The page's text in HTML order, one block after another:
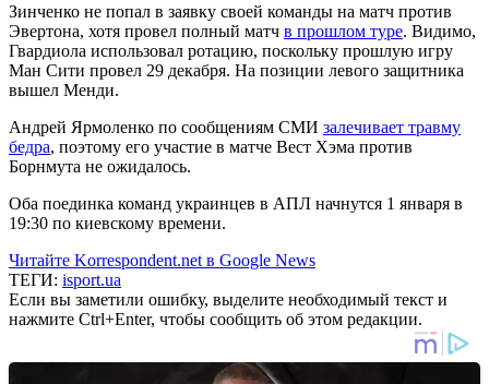
Зинченко не попал в заявку своей команды на матч против
Эвертона, хотя провел полный матч в прошлом туре. Видимо,
Гвардиола использовал ротацию, поскольку прошлую игру
Ман Сити провел 29 декабря. На позиции левого защитника
вышел Менди.
Андрей Ярмоленко по сообщениям СМИ залечивает травму
бедра, поэтому его участие в матче Вест Хэма против
Борнмута не ожидалось.
Оба поединка команд украинцев в АПЛ начнутся 1 января в
19:30 по киевскому времени.
Читайте Korrespondent.net в Google News
ТЕГИ: isport.ua
Если вы заметили ошибку, выделите необходимый текст и
нажмите Ctrl+Enter, чтобы сообщить об этом редакции.